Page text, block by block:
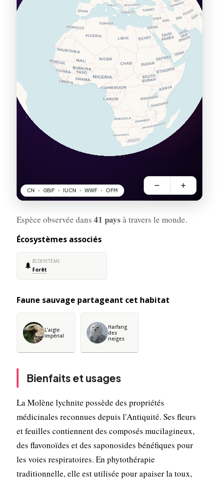
Espèce observée dans 41 pays à travers le monde.
Écosystèmes associés
🌲 ÉCOSYSTÈME
Forêt
Faune sauvage partageant cet habitat
L’aigle
impérial
Harfang
des
neiges
Bienfaits et usages
La Molène lychnite possède des propriétés
médicinales reconnues depuis l'Antiquité. Ses fleurs
et feuilles contiennent des composés mucilagineux,
des flavonoïdes et des saponosides bénéfiques pour
les voies respiratoires. En phytothérapie
traditionnelle, elle est utilisée pour apaiser la toux,